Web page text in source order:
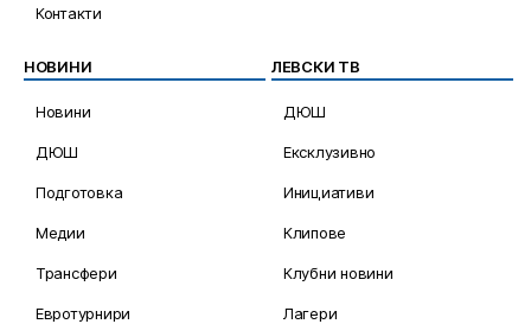
Контакти
НОВИНИ
Новини
ДЮШ
Подготовка
Медии
Трансфери
Евротурнири
ЛЕВСКИ ТВ
ДЮШ
Ексклузивно
Инициативи
Клипове
Клубни новини
Лагери